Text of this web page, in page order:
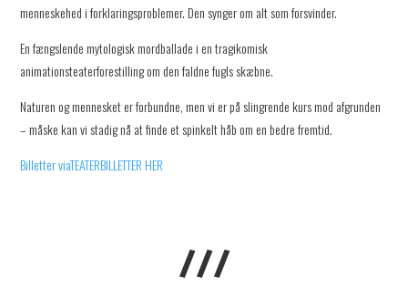
menneskehed i forklaringsproblemer. Den synger om alt som forsvinder.
En fængslende mytologisk mordballade i en tragikomisk
animationsteaterforestilling om den faldne fugls skæbne.
Naturen og mennesket er forbundne, men vi er på slingrende kurs mod afgrunden
– måske kan vi stadig nå at finde et spinkelt håb om en bedre fremtid.
Billetter viaTEATERBILLETTER HER
///